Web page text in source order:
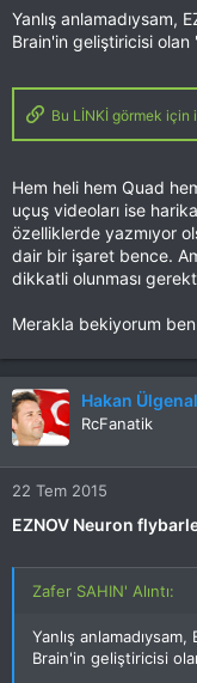
Yanlış anlamadıysam,
Brain'in geliştiricisi olan
Bu LİNKİ görmek
Hem heli hem Quad
uçuş videoları ise
özelliklerde yazmıyor
dair bir işaret bence.
dikkatli olunması
Merakla bekiyorum
Hakan
RcFanatik
22 Tem 2015
EZNOV Neuron
Zafer SAHIN' Alıntı:
Yanlış
Brain'in geliştiricisi